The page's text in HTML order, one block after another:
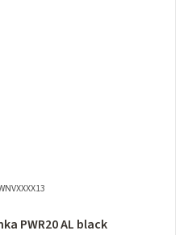
PWR20 AL black